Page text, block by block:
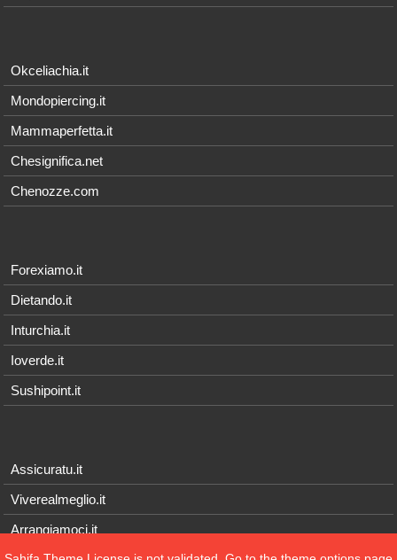
Okceliachia.it
Mondopiercing.it
Mammaperfetta.it
Chesignifica.net
Chenozze.com
Forexiamo.it
Dietando.it
Inturchia.it
Ioverde.it
Sushipoint.it
Assicuratu.it
Viverealmeglio.it
Arrangiamoci.it